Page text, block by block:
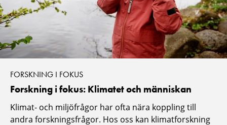
FORSKNING I FOKUS
Forskning i fokus: Klimatet och människan
Klimat- och miljöfrågor har ofta nära koppling till
andra forskningsfrågor. Hos oss kan klimatforskning